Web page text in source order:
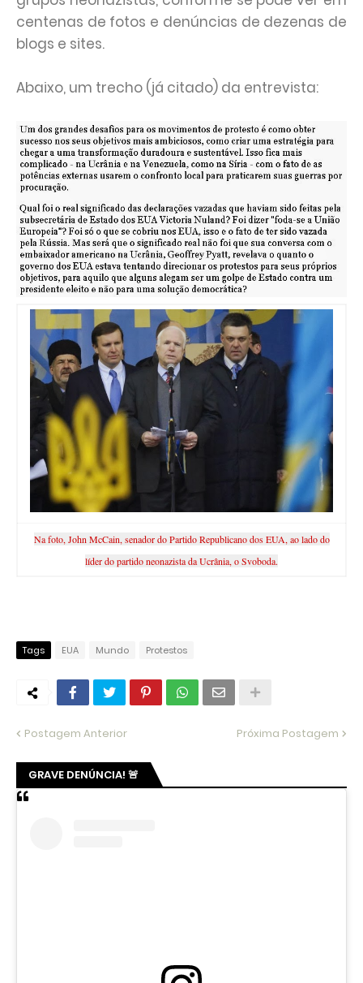
centenas de fotos e denúncias de dezenas de
blogs e sites.
Abaixo, um trecho (já citado) da entrevista:
Na foto, John McCain, senador do Partido Republicano dos EUA, ao lado do
líder do partido neonazista da Ucrânia, o Svoboda.
Tags EUA Mundo Protestos
Postagem Anterior Próxima Postagem
GRAVE DENÚNCIA! 🚨